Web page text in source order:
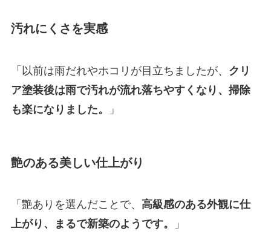
汚れにくさを実感
「以前は雨だれやホコリが目立ちましたが、 クリ
ア塗装後は雨で汚れが流れ落ちやすくなり、掃除
も楽になりました。
」
艶のある美しい仕上がり
「艶ありを選んだことで、 高級感のある外観に仕
上がり、まるで新築のようです。
」